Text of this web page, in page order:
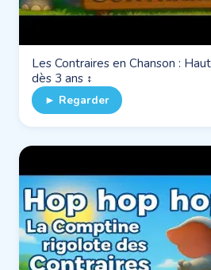
Les Contraires en Chanson :
dès 3 ans ↕️
► Regarder